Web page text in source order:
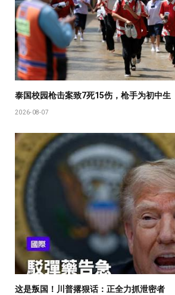
泰国校园枪击案致7死15伤，枪手为初中生
2026-08-07
这是叛国！川普撂狠话：正全力抓泄密者